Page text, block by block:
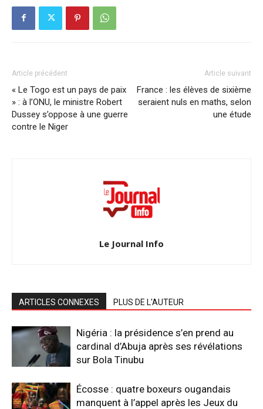
Article précédent
« Le Togo est un pays de paix
» : à l’ONU, le ministre Robert
Dussey s’oppose à une guerre
contre le Niger
Article suivant
France : les élèves de sixième
seraient nuls en maths, selon
une étude
Le Journal Info
ARTICLES CONNEXES PLUS DE L'AUTEUR
Nigéria : la présidence s’en prend au
cardinal d’Abuja après ses révélations
sur Bola Tinubu
Écosse : quatre boxeurs ougandais
manquent à l’appel après les Jeux du